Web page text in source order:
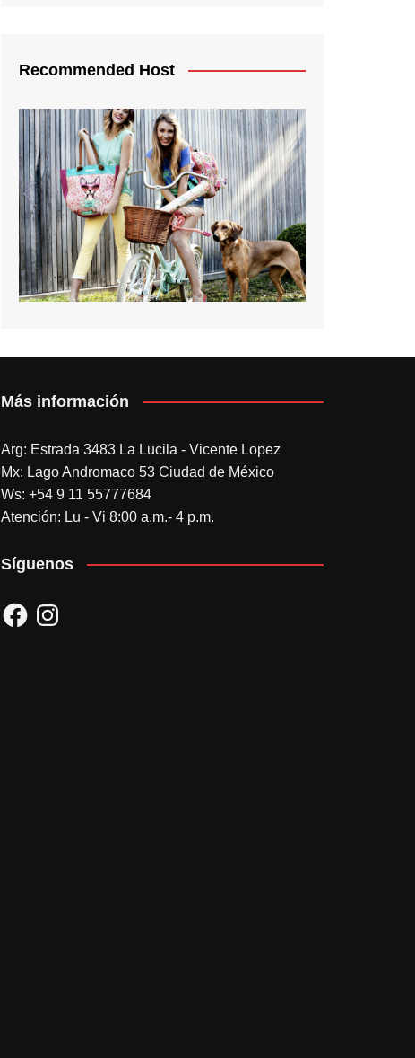
Recommended Host
Más información
Arg: Estrada 3483 La Lucila - Vicente Lopez
Mx: Lago Andromaco 53 Ciudad de México
Ws: +54 9 11 55777684
Atención: Lu - Vi 8:00 a.m.- 4 p.m.
Síguenos
FacebookInstagram